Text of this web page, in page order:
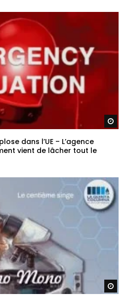
dans l’UE – L’agence
vient de lâcher tout le